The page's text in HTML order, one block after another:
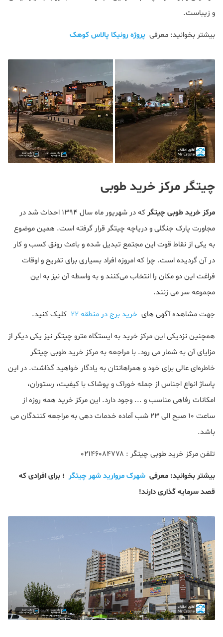
و زیباست.
بیشتر بخوانید: معرفی پروژه رونیکا پالاس کوهک
چیتگر مرکز خرید طوبی
مرکز خرید طوبی چیتگر
که در شهریور ماه سال ۱۳۹۴ احداث شد در
مجاورت پارک جنگلی و دریاچه چیتگر قرار گرفته است. همین موضوع
به یکی از نقاط قوت این مجتمع تبدیل شده و باعث رونق کسب و کار
در آن گردیده است. چرا که امروزه افراد بسیاری برای تفریح و اوقات
فراغت این دو مکان را انتخاب می‌کنند و به واسطه آن نیز به این
مجموعه سر می زنند.
جهت مشاهده آگهی های خرید برج در منطقه 22 کلیک کنید.
همچنین نزدیکی این مرکز خرید به ایستگاه مترو چیتگر نیز یکی دیگر از
مزایای آن به شمار می رود. با مراجعه به مرکز خرید طوبی چیتگر
خاطره‌ای عالی برای خود و همراهانتان به یادگار خواهید گذاشت. در این
پاساژ انواع اجناس از جمله خوراک و پوشاک با کیفیت، رستوران،
امکانات رفاهی مناسب و ... وجود دارد. این مرکز خرید همه روزه از
ساعت ۱۰ صبح الی ۲۳ شب آماده خدمات دهی به مراجعه کنندگان می
باشد.
تلفن مرکز خرید طوبی چیتگر : ۰۲۱۴۶۰۸۴۷۷۸
بیشتر بخوانید: معرفی شهرک مروارید شهر چیتگر ؛ برای افرادی که
قصد سرمایه گذاری دارند!